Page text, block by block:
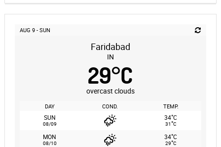
AUG 9 - SUN
Faridabad
IN
29°C
overcast clouds
DAY COND. TEMP.
SUN
08/09
34°C
31°C
MON
08/10
34°C
29°C